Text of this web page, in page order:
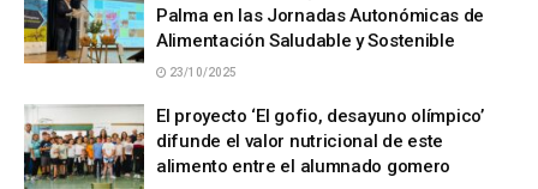
Palma en las Jornadas Autonómicas de
Alimentación Saludable y Sostenible
23/10/2025
El proyecto ‘El gofio, desayuno olímpico’
difunde el valor nutricional de este
alimento entre el alumnado gomero